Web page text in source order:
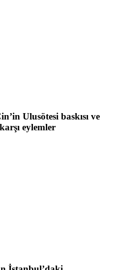
Ulusötesi baskısı ve
eylemler